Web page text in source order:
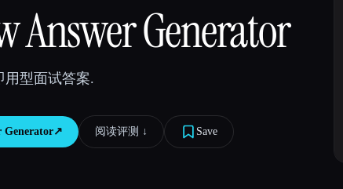
Answer Generator
用型面试答案.
Generator↗︎ 阅读评测 ↓︎ Save